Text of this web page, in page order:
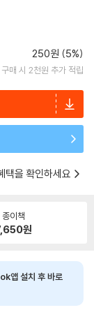
250원 (5%)
매 시 2천원 추가 적립
택을 확인하세요
종이책
원
앱 설치 후 바로